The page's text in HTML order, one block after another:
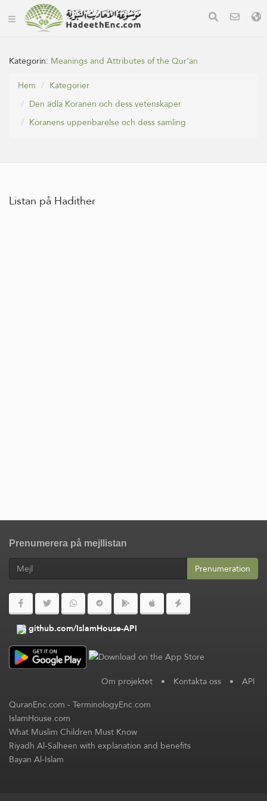
Kategorin: Meanings and Attributes of the Qur'an
Hem
Kategorier
Den ädla Koranen och dess vetenskaper
Koranens uppenbarelse och dess samling
Listan på Hadither
Prenumerera på mejllistan
Prenumeration
github.com/IslamHouse-API
Om projektet • Kontakta oss • API
QuranEnc.com-TerminologyEnc.com
IslamHouse.com
What Muslim Children Must Know
Riyadh Al-Salheen with explanation and benefits
Bayan Al-Islam